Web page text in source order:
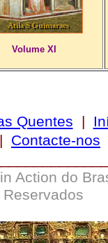
Volume XI
Quentes |
Contacte-nos
Action do
Reservados